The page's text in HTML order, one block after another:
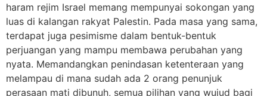
haram rejim Israel memang mempunyai sokongan yang
luas di kalangan rakyat Palestin. Pada masa yang sama,
terdapat juga pesimisme dalam bentuk-bentuk
perjuangan yang mampu membawa perubahan yang
nyata. Memandangkan penindasan ketenteraan yang
melampau di mana sudah ada 2 orang penunjuk
perasaan mati dibunuh, semua pilihan yang wujud bagi